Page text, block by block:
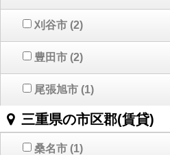
刈谷市 (2)
豊田市 (2)
尾張旭市 (1)
三重県の市区郡(賃貸)
桑名市 (1)